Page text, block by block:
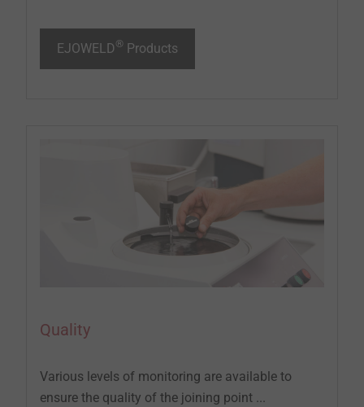
EJOWELD ® Products
Quality
Various levels of monitoring are available to
ensure the quality of the joining point ...